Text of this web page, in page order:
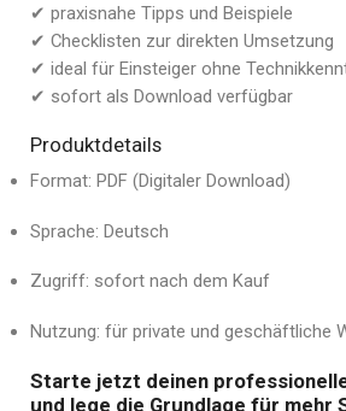
✔ praxisnahe Tipps und Beispiele
✔ Checklisten zur direkten Umsetzung
✔ ideal für Einsteiger ohne
✔ sofort als Download verfügbar
Produktdetails
Format: PDF (Digitaler Download)
Sprache: Deutsch
Zugriff: sofort nach dem Kauf
Nutzung: für private und geschäftliche
Starte jetzt deinen
und lege die Grundlage für mehr